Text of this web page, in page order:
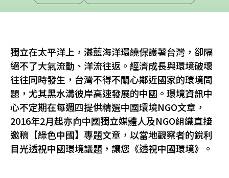
獨立在太平洋上，湛藍海洋環繞保護著台灣，卻隔
絕不了大氣流動、洋流往返。經濟成長與環境破壞
往往同時發生，台灣不得不關心鄰近國家的環境問
題，尤其黑水溝彼岸高速發展的中國。環境資訊中
心不定期在每週四提供精選中國環境NGO文章，
2016年2月起亦向中國獨立媒體人及NGO組織直接
邀稿【綠色中國】專題文章，以當地觀察者的銳利
目光透視中國環境議題，讓您《透視中國環境》。